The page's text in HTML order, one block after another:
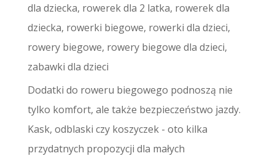
dla dziecka, rowerek dla 2 latka, rowerek dla
dziecka, rowerki biegowe, rowerki dla dzieci,
rowery biegowe, rowery biegowe dla dzieci,
zabawki dla dzieci
Dodatki do roweru biegowego podnoszą nie
tylko komfort, ale także bezpieczeństwo jazdy.
Kask, odblaski czy koszyczek - oto kilka
przydatnych propozycji dla małych